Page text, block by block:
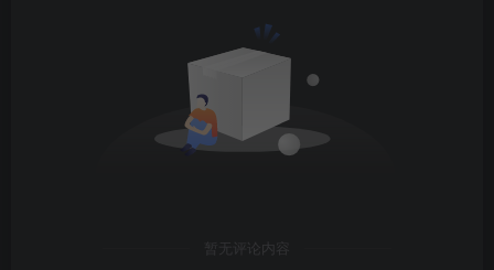
暂无评论内容